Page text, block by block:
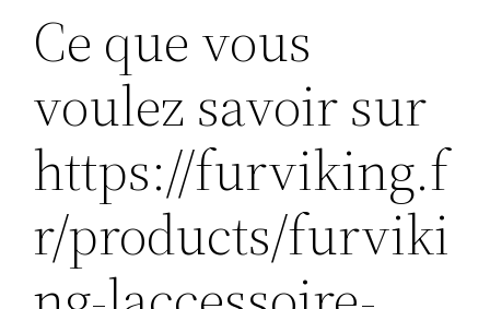
Ce que vous
voulez savoir sur
https://furviking.f
r/products/furviki